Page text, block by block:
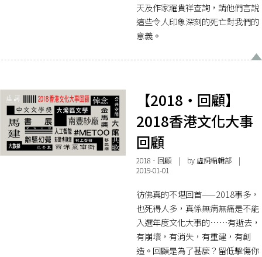
天及作家羅貴祥查詢，請他們言說
這些令人印象深刻的死亡對我們的
意義。
【2018・回顧】
2018香港文化大事
回顧
2018．回顧| by 虛詞編輯部 |
2019-01-01
彷佛真的不堪回首——2018事多，
也死得人多，真係無病無痛是不能
入選年度文化大事的……有逝去，
有崩壞，有消失，有重建，有創
造。回顧是為了甚麼？留低擊傷你